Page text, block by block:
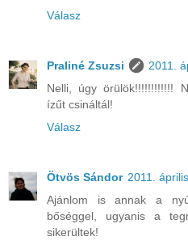
Válasz
Praliné Zsuzsi
2011.
Nelli, úgy örülök!!!!!!!!!!!!
ízűt csináltál!
Válasz
Ötvös Sándor 2011.
Ajánlom is annak a
bőséggel, ugyanis a
sikerültek!